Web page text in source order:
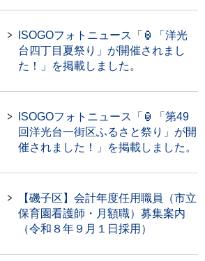
ISOGOフォトニュース「🏮「洋光
台四丁目夏祭り」が開催されまし
た！」を掲載しました。
ISOGOフォトニュース「🏮「第49
回洋光台一街区ふるさと祭り」が開
催されました！」を掲載しました。
【磯子区】会計年度任用職員（市立
保育園看護師・月額職）募集案内
（令和８年９月１日採用）